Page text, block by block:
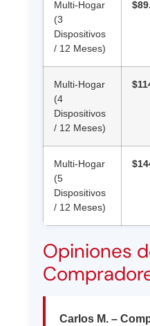
Multi-Hogar
(3
Dispositivos
/ 12 Meses)
Multi-Hogar
(4
Dispositivos
/ 12 Meses)
Multi-Hogar
(5
Dispositivos
/ 12 Meses)
Opiniones
Carlos M. –